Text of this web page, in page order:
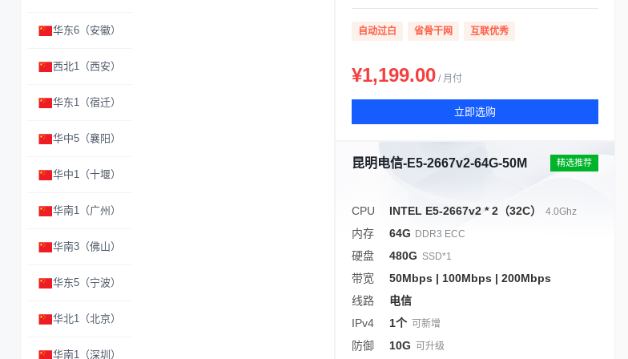
华东6（安徽）
西北1（西安）
华东1（宿迁）
华中5（襄阳）
华中1（十堰）
华南1（广州）
华南3（佛山）
华东5（宁波）
华北1（北京）
华南1（深圳）
自动过白 省骨干网 互联优秀
¥1,199.00 / 月付
立即选购
昆明电信-E5-2667v2-64G-50M 精选推荐
CPU INTEL E5-2667v2 * 2（32C） 4.0Ghz
内存 64G DDR3 ECC
硬盘 480G SSD*1
带宽
50Mbps | 100Mbps | 200Mbps
线路
电信
IPv4
1个 可新增
防御 10G 可升级